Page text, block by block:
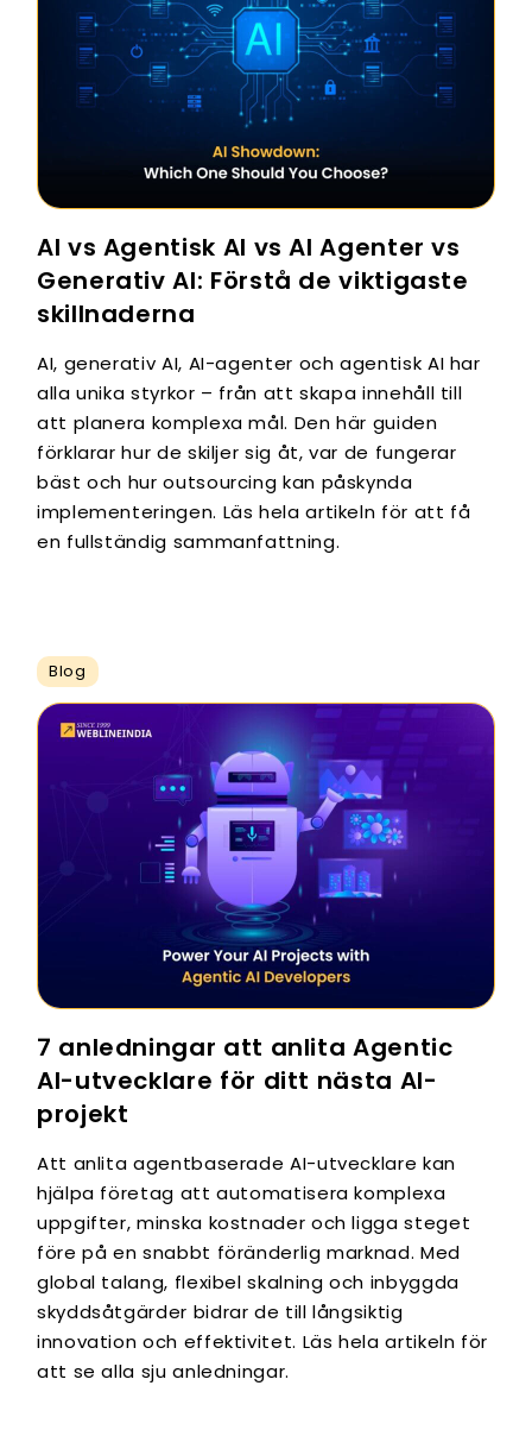
AI vs Agentisk AI vs AI Agenter vs
Generativ AI: Förstå de viktigaste
skillnaderna
AI, generativ AI, AI-agenter och agentisk AI har
alla unika styrkor – från att skapa innehåll till
att planera komplexa mål. Den här guiden
förklarar hur de skiljer sig åt, var de fungerar
bäst och hur outsourcing kan påskynda
implementeringen. Läs hela artikeln för att få
en fullständig sammanfattning.
Blog
7 anledningar att anlita Agentic
AI-utvecklare för ditt nästa AI-
projekt
Att anlita agentbaserade AI-utvecklare kan
hjälpa företag att automatisera komplexa
uppgifter, minska kostnader och ligga steget
före på en snabbt föränderlig marknad. Med
global talang, flexibel skalning och inbyggda
skyddsåtgärder bidrar de till långsiktig
innovation och effektivitet. Läs hela artikeln för
att se alla sju anledningar.